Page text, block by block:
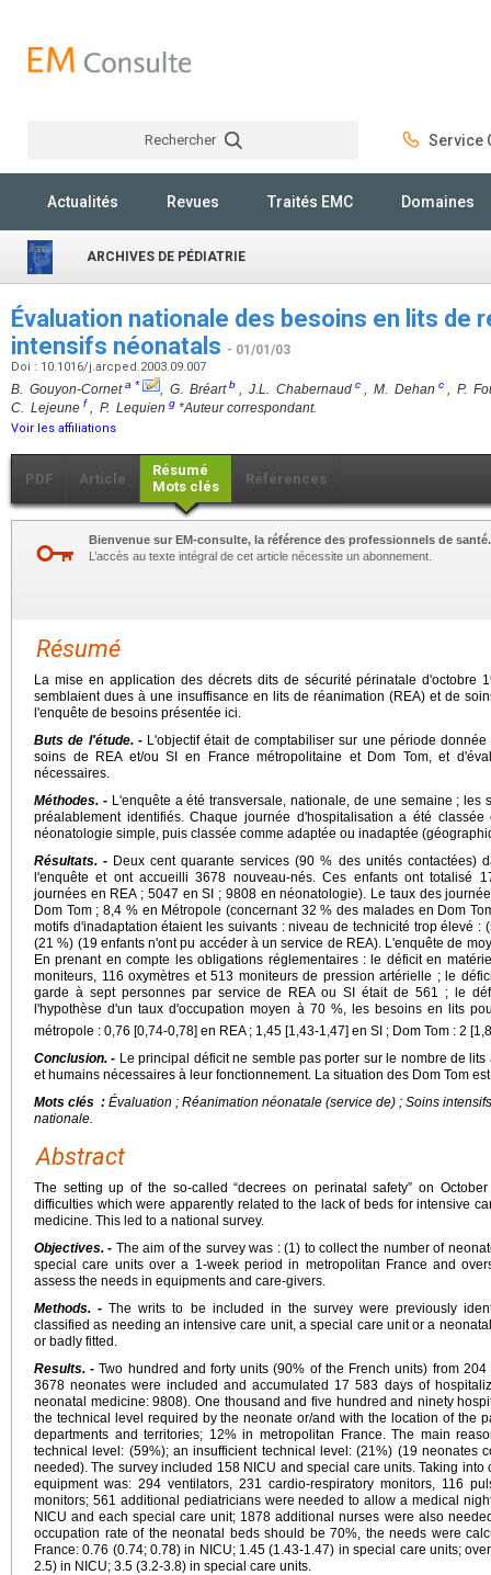
Rechercher Service
Actualités Revues Traités EMC Domaines
ARCHIVES DE PÉDIATRIE
Évaluation nationale des besoins en lits de
intensifs néonatals - 01/01/03
Doi : 10.1016/j.arcped.2003.09.007
B. Gouyon-Corneta * , G. Bréartb , J.L. Chabernaud c , M. Dehan c , P.
C. Lejeune f , P. Lequien g *Auteur correspondant.
Voir les affiliations
PDF Article
Résumé
Mots clés
Références
Bienvenue sur EM-consulte, la référence des professionnels de santé.
L’accès au texte intégral de cet article nécessite un abonnement.
Résumé
La mise en application des décrets dits de sécurité périnatale d'octobre
semblaient dues à une insuffisance en lits de réanimation (REA) et de
l'enquête de besoins présentée ici.
Buts de l'étude. -L'objectif était de comptabiliser sur une période
soins de REA et/ou SI en France métropolitaine et Dom Tom, et
nécessaires.
Méthodes. -L'enquête a été transversale, nationale, de une semaine ; les
préalablement identifiés. Chaque journée d'hospitalisation a été
néonatologie simple, puis classée comme adaptée ou inadaptée
Résultats. - Deux cent quarante services (90 % des unités contactées)
l'enquête et ont accueilli 3678 nouveau-nés. Ces enfants ont totalisé
journées en REA ; 5047 en SI ; 9808 en néonatologie). Le taux des
Dom Tom ; 8,4 % en Métropole (concernant 32 % des malades en Dom
motifs d'inadaptation étaient les suivants : niveau de technicité trop élevé :
(21 %) (19 enfants n'ont pu accéder à un service de REA). L'enquête de
En prenant en compte les obligations réglementaires : le déficit en
moniteurs, 116 oxymètres et 513 moniteurs de pression artérielle ; le
garde à sept personnes par service de REA ou SI était de 561 ; le
l'hypothèse d'un taux d'occupation moyen à 70 %, les besoins en lits
métropole : 0,76 [0,74-0,78] en REA ; 1,45 [1,43-1,47] en SI ; Dom Tom : 2
Conclusion. - Le principal déficit ne semble pas porter sur le nombre de
et humains nécessaires à leur fonctionnement. La situation des Dom Tom
Mots clés : Évaluation ; Réanimation néonatale (service de) ; Soins
nationale.
Abstract
The setting up of the so-called “decrees on perinatal safety” on
difficulties which were apparently related to the lack of beds for intensive
medicine. This led to a national survey.
Objectives. - The aim of the survey was : (1) to collect the number of
special care units over a 1-week period in metropolitan France and
assess the needs in equipments and care-givers.
Methods. - The writs to be included in the survey were previously
classified as needing an intensive care unit, a special care unit or a
or badly fitted.
Results. - Two hundred and forty units (90% of the French units) from
3678 neonates were included and accumulated 17 583 days of
neonatal medicine: 9808). One thousand and five hundred and ninety
the technical level required by the neonate or/and with the location of the
departments and territories; 12% in metropolitan France. The main
technical level: (59%); an insufficient technical level: (21%) (19 neonates
needed). The survey included 158 NICU and special care units. Taking
equipment was: 294 ventilators, 231 cardio-respiratory monitors, 116
monitors; 561 additional pediatricians were needed to allow a medical
NICU and each special care unit; 1878 additional nurses were also
occupation rate of the neonatal beds should be 70%, the needs were
France: 0.76 (0.74; 0.78) in NICU; 1.45 (1.43-1.47) in special care units;
2.5) in NICU; 3.5 (3.2-3.8) in special care units.